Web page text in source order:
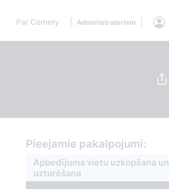
Par Cemety Administratoriem
Pieejamie pakalpojumi:
Apbedījuma vietu uzkopšana un
uzturēšana